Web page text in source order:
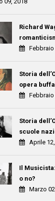
Richard
Febbraio
Storia
opera
Febbraio
Storia
scuole
Aprile
Il
o no?
Marzo